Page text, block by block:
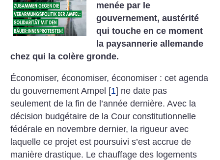
menée par le
gouvernement, austérité
qui touche en ce moment
la paysannerie allemande
chez qui la colère gronde.
Économiser, économiser, économiser : cet agenda
du gouvernement Ampel [1] ne date pas
seulement de la fin de l’année dernière. Avec la
décision budgétaire de la Cour constitutionnelle
fédérale en novembre dernier, la rigueur avec
laquelle ce projet est poursuivi s’est accrue de
manière drastique. Le chauffage des logements